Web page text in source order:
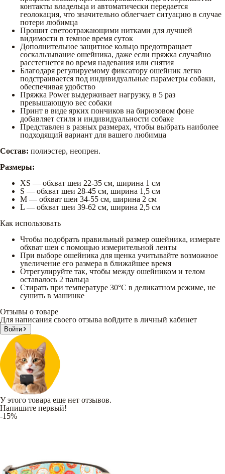
контакты владельца и автоматически передается
геолокация, что значительно облегчает ситуацию в случае
потери любимца
Прошит светоотражающими нитками для лучшей
видимости в темное время суток
Дополнительное защитное кольцо предотвращает
соскальзывание ошейника, даже если пряжка случайно
расстегнется во время надевания или снятия
Благодаря регулируемому фиксатору ошейник легко
подстраивается под индивидуальные параметры собаки,
обеспечивая удобство
Пряжка Power выдерживает нагрузку, в 5 раз
превышающую вес собаки
Принт в виде ярких пончиков на бирюзовом фоне
добавляет стиля и индивидуальности собаке
Представлен в разных размерах, чтобы выбрать наиболее
подходящий вариант для вашего любимца
Состав: полиэстер, неопрен.
Размеры:
XS — обхват шеи 22-35 см, ширина 1 см
S — обхват шеи 28-45 см, ширина 1,5 см
M — обхват шеи 34-55 см, ширина 2 см
L — обхват шеи 39-62 см, ширина 2,5 см
Как использовать
Чтобы подобрать правильный размер ошейника, измерьте
обхват шеи с помощью измерительной ленты
При выборе ошейника для щенка учитывайте возможное
увеличение его размера в ближайшее время
Отрегулируйте так, чтобы между ошейником и телом
оставалось 2 пальца
Стирать при температуре 30°C в деликатном режиме, не
сушить в машинке
Отзывы о товаре
Для написания своего отзыва войдите в личный кабинет
Войти
У этого товара еще нет отзывов.
Напишите первый!
-15%